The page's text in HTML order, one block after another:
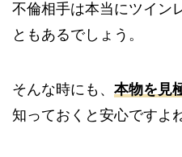
不倫相手は本当にツイン
ともあるでしょう。
そんな時にも、 本物を見
知っておくと安心ですよ